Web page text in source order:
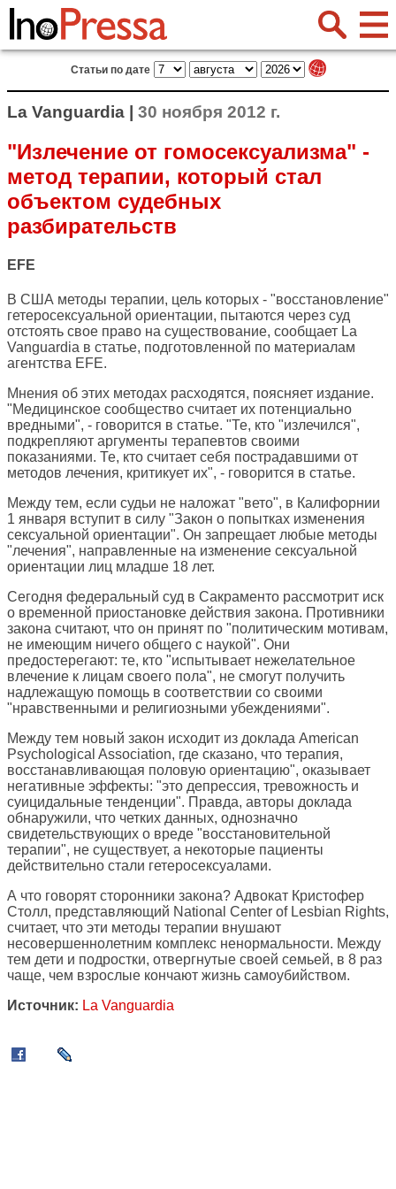
Статьи по дате
La Vanguardia | 30 ноября 2012 г.
"Излечение от гомосексуализма" -
метод терапии, который стал
объектом судебных
разбирательств
EFE
В США методы терапии, цель которых - "восстановление"
гетеросексуальной ориентации, пытаются через суд
отстоять свое право на существование, сообщает La
Vanguardia в статье, подготовленной по материалам
агентства EFE.
Мнения об этих методах расходятся, поясняет издание.
"Медицинское сообщество считает их потенциально
вредными", - говорится в статье. "Те, кто "излечился",
подкрепляют аргументы терапевтов своими
показаниями. Те, кто считает себя пострадавшими от
методов лечения, критикует их", - говорится в статье.
Между тем, если судьи не наложат "вето", в Калифорнии
1 января вступит в силу "Закон о попытках изменения
сексуальной ориентации". Он запрещает любые методы
"лечения", направленные на изменение сексуальной
ориентации лиц младше 18 лет.
Сегодня федеральный суд в Сакраменто рассмотрит иск
о временной приостановке действия закона. Противники
закона считают, что он принят по "политическим мотивам,
не имеющим ничего общего с наукой". Они
предостерегают: те, кто "испытывает нежелательное
влечение к лицам своего пола", не смогут получить
надлежащую помощь в соответствии со своими
"нравственными и религиозными убеждениями".
Между тем новый закон исходит из доклада American
Psychological Association, где сказано, что терапия,
восстанавливающая половую ориентацию", оказывает
негативные эффекты: "это депрессия, тревожность и
суицидальные тенденции". Правда, авторы доклада
обнаружили, что четких данных, однозначно
свидетельствующих о вреде "восстановительной
терапии", не существует, а некоторые пациенты
действительно стали гетеросексуалами.
А что говорят сторонники закона? Адвокат Кристофер
Столл, представляющий National Center of Lesbian Rights,
считает, что эти методы терапии внушают
несовершеннолетним комплекс ненормальности. Между
тем дети и подростки, отвергнутые своей семьей, в 8 раз
чаще, чем взрослые кончают жизнь самоубийством.
Источник: La Vanguardia